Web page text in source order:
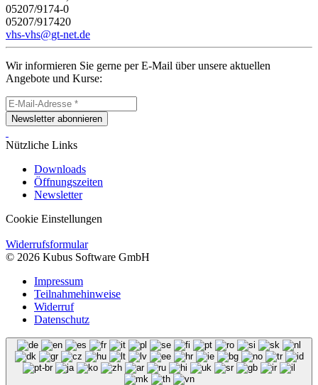
05207/9174-0
05207/917420
vhs-vhs@gt-net.de
Wir informieren Sie gerne per E-Mail über unsere aktuellen
Angebote und Kurse:
Newsletter abonnieren
Nützliche Links
Downloads
Öffnungszeiten
Newsletter
Cookie Einstellungen
Widerrufsformular
© 2026 Kubus Software GmbH
Impressum
Teilnahmehinweise
Widerruf
Datenschutz